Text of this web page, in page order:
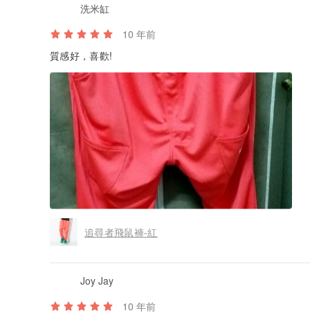
洗米缸
10 年前
質感好，喜歡!
追尋者飛鼠褲-紅
Joy Jay
10 年前